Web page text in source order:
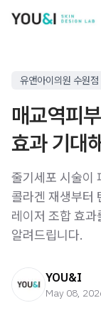
유앤아이의원 수원점
매교역피
효과 기대
줄기세포 시술이
콜라겐 재생부터
레이저 조합 효
알려드립니다.
YOU&I
May 08,